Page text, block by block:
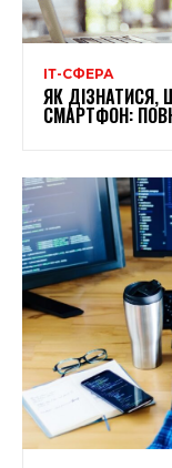
ІТ-СФЕРА
ЯК ДІЗНАТИСЯ,
СМАРТФОН: